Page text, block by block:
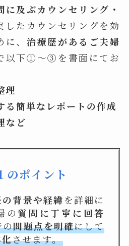
に及ぶカウンセリング・
したカウンセリングを効
、 治療歴があるご夫婦
以下①～③を書面にてお
理
簡単なレポートの作成
など
ポイント
背景や経緯を詳細に
の質問に丁寧に回答
の問題点を明確にして
させます。